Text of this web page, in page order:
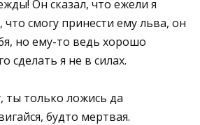
Он сказал, что ежели я
что смогу принести ему льва, он
но ему-то ведь хорошо
сделать я не в силах.
ты только ложись да
будто мертвая.